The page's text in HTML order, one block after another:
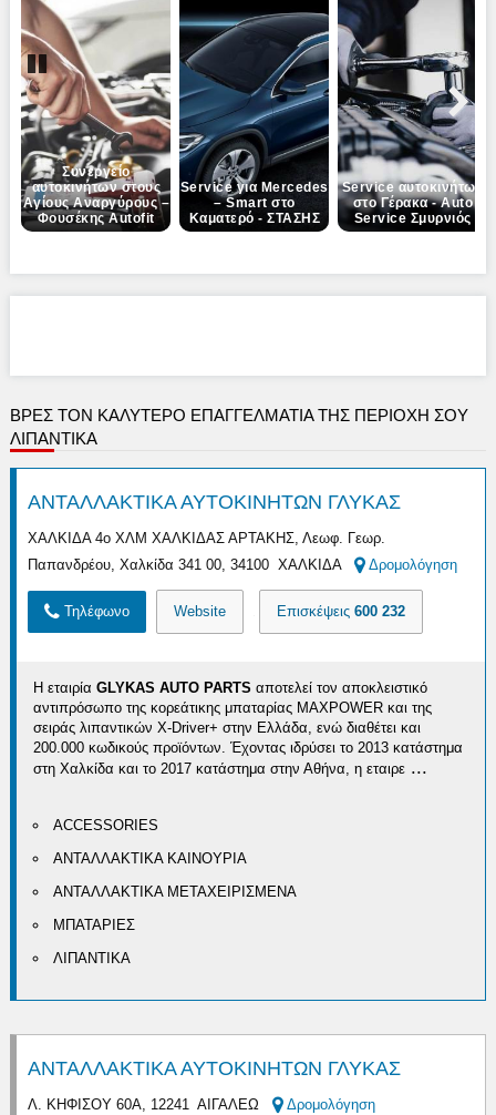
Συνεργείο
αυτοκινήτων στους
Αγίους Αναργύρους –
Φουσέκης Autofit
Service για Mercedes
– Smart στο
Καματερό - ΣΤΑΣΗΣ
Service αυτοκινήτων
στο Γέρακα - Αuto
Service Σμυρνιός
Next
Pause
ΒΡΕΣ ΤΟΝ ΚΑΛΎΤΕΡΟ ΕΠΑΓΓΕΛΜΑΤΊΑ ΤΗΣ ΠΕΡΙΟΧΉ ΣΟΥ
ΛΙΠΑΝΤΙΚΑ
ΑΝΤΑΛΛΑΚΤΙΚΑ ΑΥΤΟΚΙΝΗΤΩΝ ΓΛΥΚΑΣ
ΧΑΛΚΙΔΑ 4ο ΧΛΜ ΧΑΛΚΙΔΑΣ ΑΡΤΑΚΗΣ, Λεωφ. Γεωρ.
Παπανδρέου, Χαλκίδα 341 00, 34100 ΧΑΛΚΙΔΑ
Δρομολόγηση
Τηλέφωνο Website Επισκέψεις600 232
Η εταιρία GLYKAS AUTO PARTSαποτελεί τον αποκλειστικό
αντιπρόσωπο της κορεάτικης μπαταρίας MAXPOWER και της
σειράς λιπαντικών X-Driver+ στην Ελλάδα, ενώ διαθέτει και
200.000 κωδικούς προϊόντων. Έχοντας ιδρύσει το 2013 κατάστημα
στη Χαλκίδα και το 2017 κατάστημα στην Αθήνα, η εταιρε ...
ACCESSORIES
ΑΝΤΑΛΛΑΚΤΙΚΑ ΚΑΙΝΟΥΡΙΑ
ΑΝΤΑΛΛΑΚΤΙΚΑ ΜΕΤΑΧΕΙΡΙΣΜΕΝΑ
ΜΠΑΤΑΡΙΕΣ
ΛΙΠΑΝΤΙΚΑ
ΑΝΤΑΛΛΑΚΤΙΚΑ ΑΥΤΟΚΙΝΗΤΩΝ ΓΛΥΚΑΣ
Λ. ΚΗΦΙΣΟΥ 60Α, 12241 ΑΙΓΑΛΕΩ Δρομολόγηση